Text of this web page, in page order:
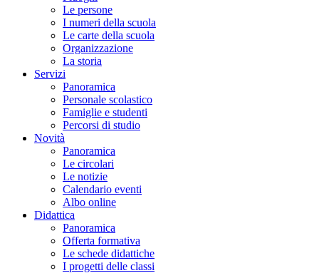
Le persone
I numeri della scuola
Le carte della scuola
Organizzazione
La storia
Servizi
Panoramica
Personale scolastico
Famiglie e studenti
Percorsi di studio
Novità
Panoramica
Le circolari
Le notizie
Calendario eventi
Albo online
Didattica
Panoramica
Offerta formativa
Le schede didattiche
I progetti delle classi